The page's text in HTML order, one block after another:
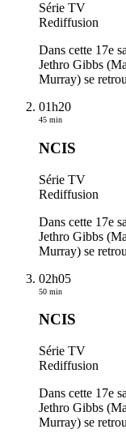
Série TV
Rediffusion
Dans cette 17e
Jethro Gibbs
Murray) se
01h20
45 min
NCIS
Série TV
Rediffusion
Dans cette 17e
Jethro Gibbs
Murray) se
02h05
50 min
NCIS
Série TV
Rediffusion
Dans cette 17e
Jethro Gibbs
Murray) se